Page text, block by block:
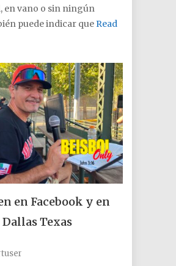
en vano o sin ningún
puede indicar que Read
en Facebook y en
Texas